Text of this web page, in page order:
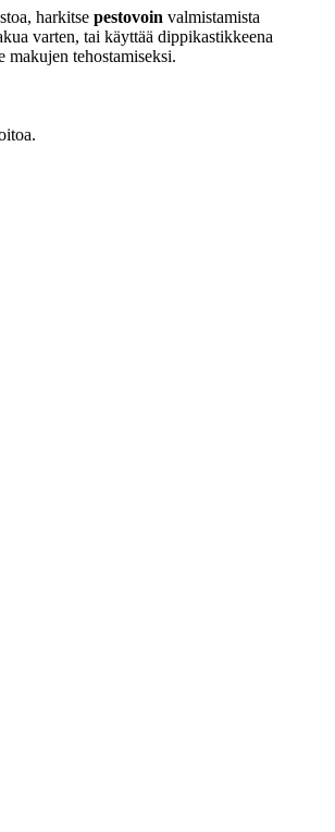
harkitse pestovoin valmistamista
varten, tai käyttää dippikastikkeena
tehostamiseksi.